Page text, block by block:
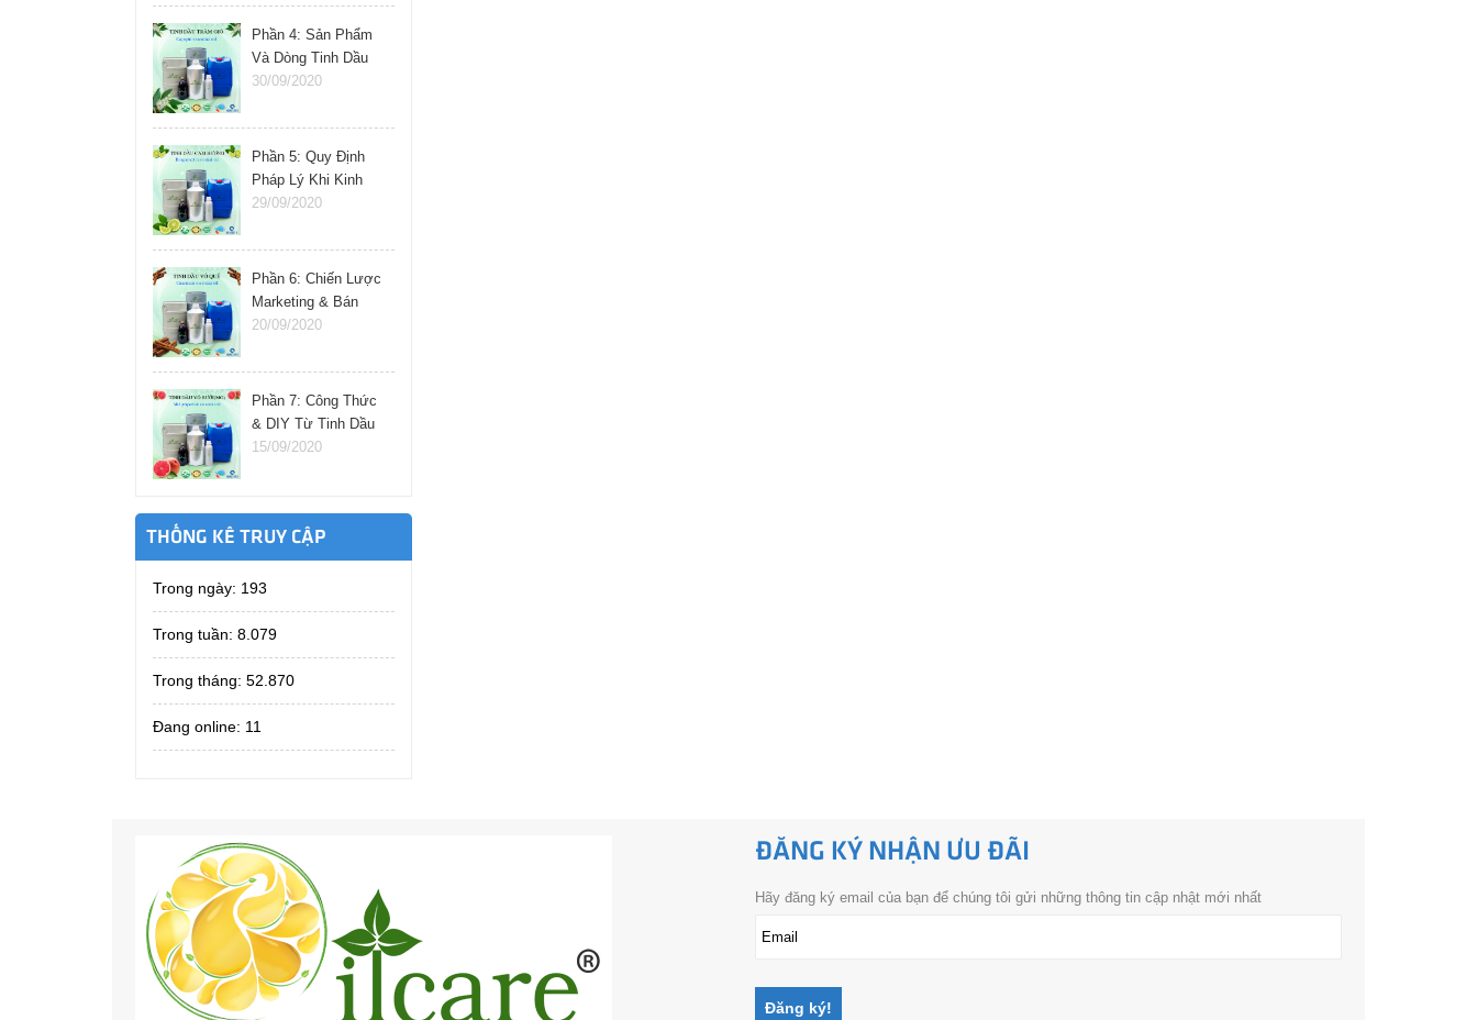
Phần 4: Sản Phẩm
Và Dòng Tinh Dầu
Nên Kinh Doanh
30/09/2020
Phần 5: Quy Định
Pháp Lý Khi Kinh
Doanh Tinh Dầu
29/09/2020
Phần 6: Chiến Lược
Marketing & Bán
Hàng Tinh Dầu
20/09/2020
Phần 7: Công Thức
& DIY Từ Tinh Dầu
15/09/2020
THỐNG KÊ TRUY CẬP
Trong ngày: 193
Trong tuần: 8.079
Trong tháng: 52.870
Đang online: 11
ĐĂNG KÝ NHẬN ƯU ĐÃI
Hãy đăng ký email của bạn để chúng tôi gửi những thông tin cập nhật mới nhất